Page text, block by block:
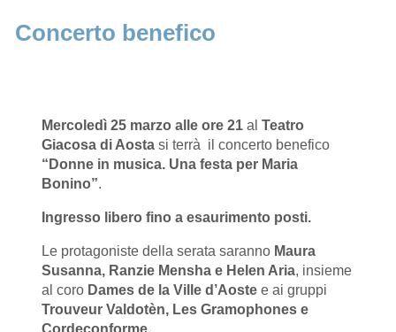
Concerto benefico
Mercoledì 25 marzo alle ore 21 al Teatro
Giacosa di Aosta si terrà il concerto benefico
“Donne in musica. Una festa per Maria
Bonino”.
Ingresso libero fino a esaurimento posti.
Le protagoniste della serata saranno Maura
Susanna, Ranzie Mensha e Helen Aria, insieme
al coro Dames de la Ville d’Aoste e ai gruppi
Trouveur Valdotèn, Les Gramophones e